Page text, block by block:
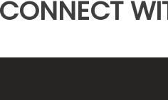
CONNECT